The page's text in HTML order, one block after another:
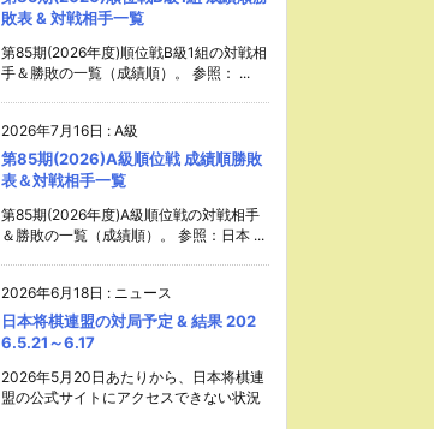
敗表 & 対戦相手一覧
第85期(2026年度)順位戦B級1組の対戦相
手＆勝敗の一覧（成績順）。 参照： ...
2026年7月16日 : A級
第85期(2026)A級順位戦 成績順勝敗
表＆対戦相手一覧
第85期(2026年度)A級順位戦の対戦相手
＆勝敗の一覧（成績順）。 参照：日本 ...
2026年6月18日 : ニュース
日本将棋連盟の対局予定 & 結果 202
6.5.21～6.17
2026年5月20日あたりから、日本将棋連
盟の公式サイトにアクセスできない状況